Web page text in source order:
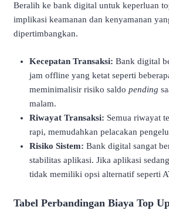
Beralih ke bank digital untuk keperluan
implikasi keamanan dan kenyamanan
dipertimbangkan.
Kecepatan Transaksi: Bank digital
jam offline yang ketat seperti
meminimalisir risiko saldopending
malam.
Riwayat Transaksi: Semua riwayat
rapi, memudahkan pelacakan
Risiko Sistem: Bank digital sangat
stabilitas aplikasi. Jika aplikasi
tidak memiliki opsi alternatif seperti
Tabel Perbandingan Biaya Top